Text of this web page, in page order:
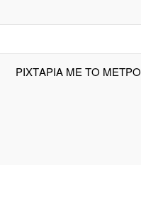
ΡΙΧΤΑΡΙΑ ΜΕ ΤΟ ΜΕΤΡΟ